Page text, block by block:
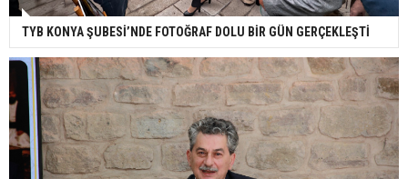
TYB KONYA ŞUBESİ’NDE FOTOĞRAF DOLU BİR GÜN GERÇEKLEŞTİ